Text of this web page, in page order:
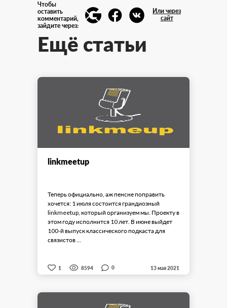
Чтобы
оставить
комментарий,
зайдите через:
Или через
сайт
Ещё статьи
linkmeetup
Теперь официально, аж пенсне поправить
хочется: 1 июля состоится грандиозный
linkmeetup, который организуем мы. Проекту в
этом году исполнится 10 лет. В июне выйдет
100-й выпуск классического подкаста для
связистов ...
1 8594 0 13 мая 2021